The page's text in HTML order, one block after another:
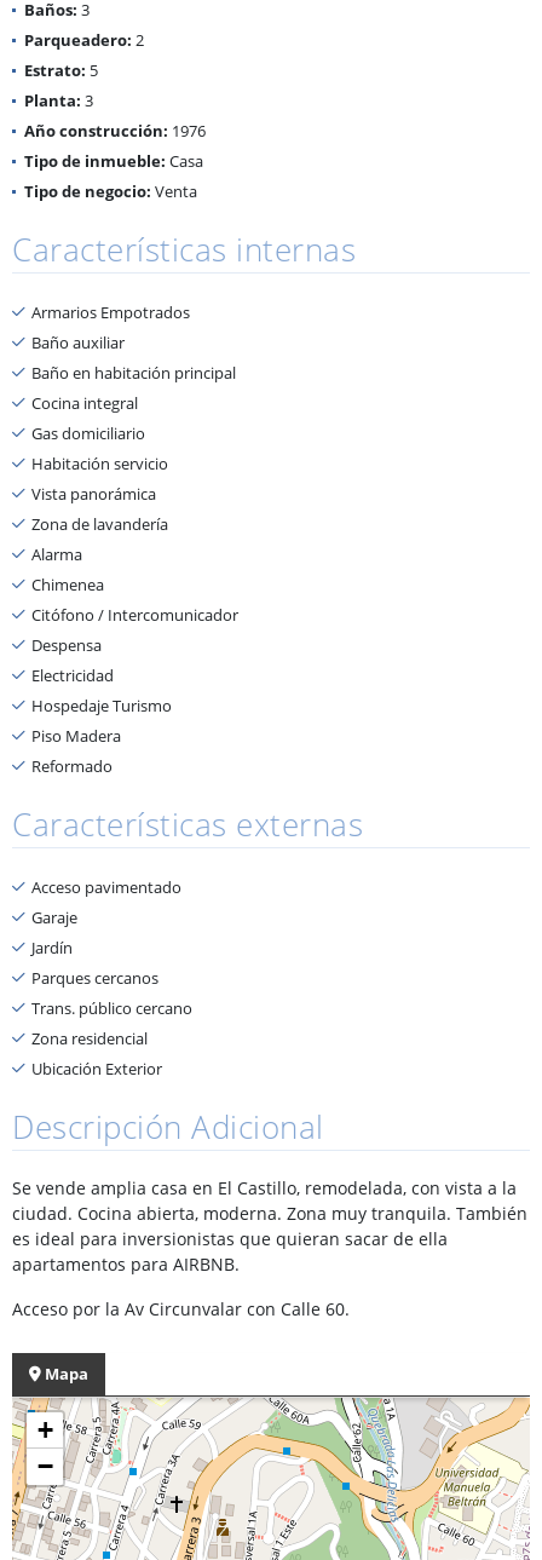
Baños: 3
Parqueadero: 2
Estrato: 5
Planta: 3
Año construcción: 1976
Tipo de inmueble: Casa
Tipo de negocio: Venta
Características internas
Armarios Empotrados
Baño auxiliar
Baño en habitación principal
Cocina integral
Gas domiciliario
Habitación servicio
Vista panorámica
Zona de lavandería
Alarma
Chimenea
Citófono / Intercomunicador
Despensa
Electricidad
Hospedaje Turismo
Piso Madera
Reformado
Características externas
Acceso pavimentado
Garaje
Jardín
Parques cercanos
Trans. público cercano
Zona residencial
Ubicación Exterior
Descripción Adicional
Se vende amplia casa en El Castillo, remodelada, con vista a la
ciudad. Cocina abierta, moderna. Zona muy tranquila. También
es ideal para inversionistas que quieran sacar de ella
apartamentos para AIRBNB.
Acceso por la Av Circunvalar con Calle 60.
Mapa
+
−